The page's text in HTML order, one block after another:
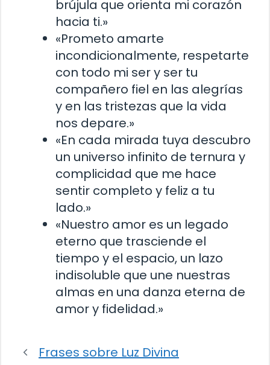
brújula que orienta mi corazón
hacia ti.»
«Prometo amarte
incondicionalmente, respetarte
con todo mi ser y ser tu
compañero fiel en las alegrías
y en las tristezas que la vida
nos depare.»
«En cada mirada tuya descubro
un universo infinito de ternura y
complicidad que me hace
sentir completo y feliz a tu
lado.»
«Nuestro amor es un legado
eterno que trasciende el
tiempo y el espacio, un lazo
indisoluble que une nuestras
almas en una danza eterna de
amor y fidelidad.»
Frases sobre Luz Divina